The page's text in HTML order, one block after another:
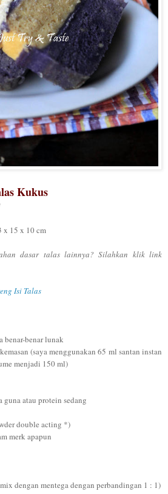
Kukus
x 15 x 10 cm
dasar talas lainnya? Silahkan klik link
Isi Talas
benar-benar lunak
(saya menggunakan 65 ml santan instan
menjadi 150 ml)
guna atau protein sedang
double acting *)
merk apapun
dengan mentega dengan perbandingan 1 : 1)